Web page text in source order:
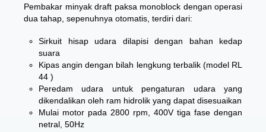
Pembakar minyak draft paksa monoblock dengan operasi
dua tahap, sepenuhnya otomatis, terdiri dari:
Sirkuit hisap udara dilapisi dengan bahan kedap
suara
Kipas angin dengan bilah lengkung terbalik (model RL
44 )
Peredam udara untuk pengaturan udara yang
dikendalikan oleh ram hidrolik yang dapat disesuaikan
Mulai motor pada 2800 rpm, 400V tiga fase dengan
netral, 50Hz